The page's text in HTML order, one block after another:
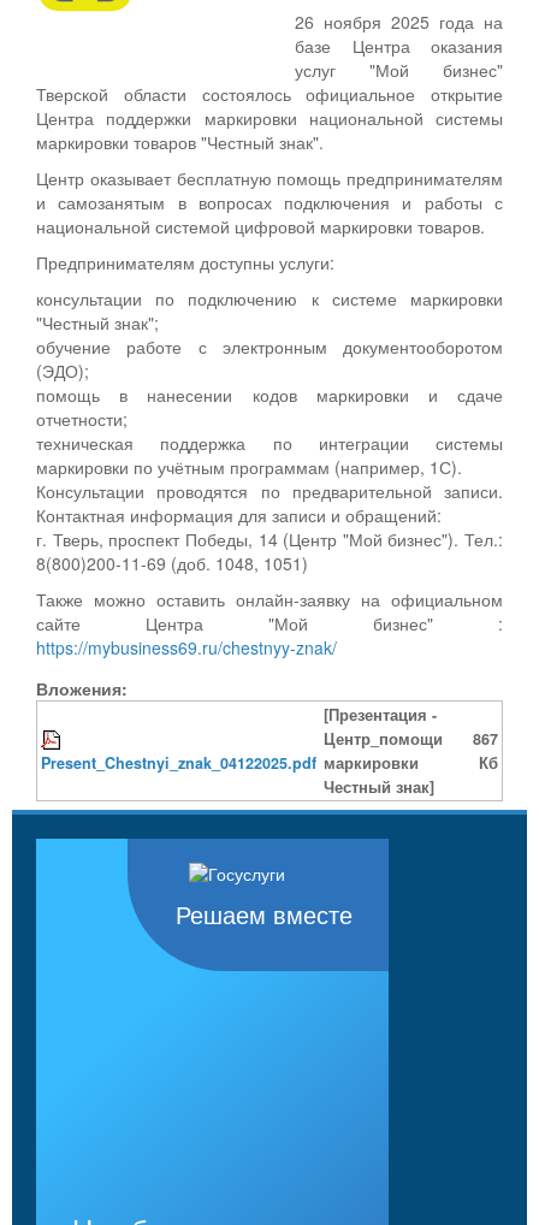
26 ноября 2025 года на
базе Центра оказания
услуг "Мой бизнес"
Тверской области состоялось официальное открытие
Центра поддержки маркировки национальной системы
маркировки товаров "Честный знак".
Центр оказывает бесплатную помощь предпринимателям
и самозанятым в вопросах подключения и работы с
национальной системой цифровой маркировки товаров.
Предпринимателям доступны услуги:
консультации по подключению к системе маркировки
"Честный знак";
обучение работе с электронным документооборотом
(ЭДО);
помощь в нанесении кодов маркировки и сдаче
отчетности;
техническая поддержка по интеграции системы
маркировки по учётным программам (например, 1С).
Консультации проводятся по предварительной записи.
Контактная информация для записи и обращений:
г. Тверь, проспект Победы, 14 (Центр "Мой бизнес"). Тел.:
8(800)200-11-69 (доб. 1048, 1051)
Также можно оставить онлайн-заявку на официальном
сайте Центра "Мой бизнес" :
https://mybusiness69.ru/chestnyy-znak/
Вложения:
Present_Chestnyi_znak_04122025.pdf
[Презентация -
Центр_помощи
маркировки
Честный знак]
867
Кб
Решаем вместе